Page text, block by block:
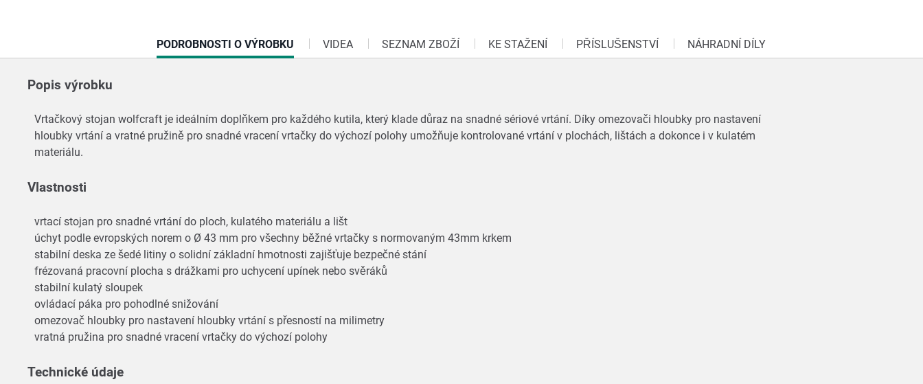
CURRENT
TAB:
PODROBNOSTI O VÝROBKU VIDEA SEZNAM ZBOŽÍ KE STAŽENÍ PŘÍSLUŠENSTVÍ NÁHRADNÍ DÍLY
Popis výrobku
Vrtačkový stojan wolfcraft je ideálním doplňkem pro každého kutila, který klade důraz na snadné sériové vrtání. Díky omezovači hloubky pro nastavení
hloubky vrtání a vratné pružině pro snadné vracení vrtačky do výchozí polohy umožňuje kontrolované vrtání v plochách, lištách a dokonce i v kulatém
materiálu.
Vlastnosti
vrtací stojan pro snadné vrtání do ploch, kulatého materiálu a lišt
úchyt podle evropských norem o Ø 43 mm pro všechny běžné vrtačky s normovaným 43mm krkem
stabilní deska ze šedé litiny o solidní základní hmotnosti zajišťuje bezpečné stání
frézovaná pracovní plocha s drážkami pro uchycení upínek nebo svěráků
stabilní kulatý sloupek
ovládací páka pro pohodlné snižování
omezovač hloubky pro nastavení hloubky vrtání s přesností na milimetry
vratná pružina pro snadné vracení vrtačky do výchozí polohy
Technické údaje